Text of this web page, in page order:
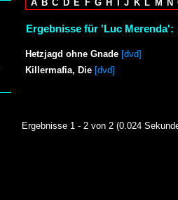
A B C D E F G H I J K L M N
Ergebnisse für 'Luc Merenda':
Hetzjagd ohne Gnade [dvd]
Killermafia, Die [dvd]
Ergebnisse 1 - 2 von 2 (0.024